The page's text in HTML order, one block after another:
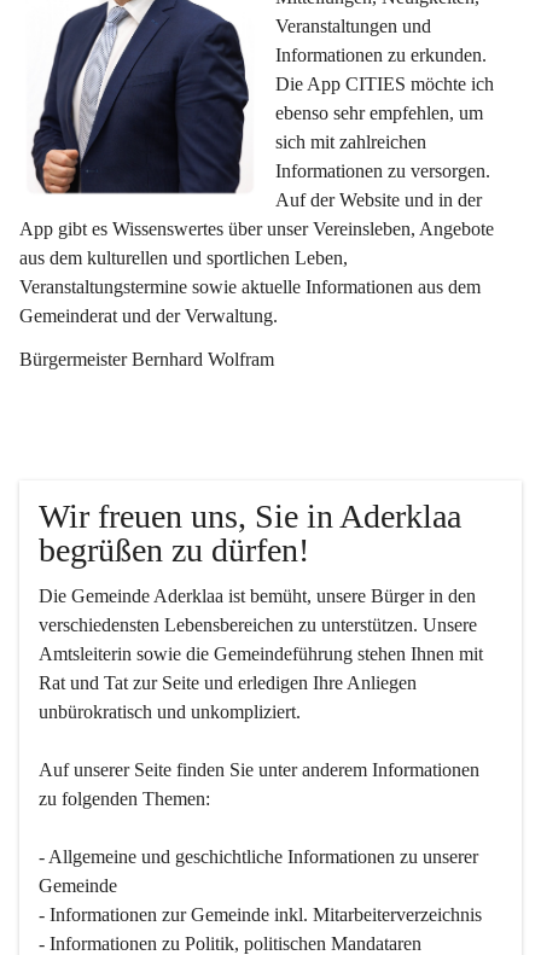
Veranstaltungen und
Informationen zu erkunden.
Die App CITIES möchte ich
ebenso sehr empfehlen, um
sich mit zahlreichen
Informationen zu versorgen.
Auf der Website und in der
App gibt es Wissenswertes über unser Vereinsleben, Angebote
aus dem kulturellen und sportlichen Leben,
Veranstaltungstermine sowie aktuelle Informationen aus dem
Gemeinderat und der Verwaltung.
Bürgermeister Bernhard Wolfram
Wir freuen uns, Sie in Aderklaa
begrüßen zu dürfen!
Die Gemeinde Aderklaa ist bemüht, unsere Bürger in den
verschiedensten Lebensbereichen zu unterstützen. Unsere
Amtsleiterin sowie die Gemeindeführung stehen Ihnen mit
Rat und Tat zur Seite und erledigen Ihre Anliegen
unbürokratisch und unkompliziert.
Auf unserer Seite finden Sie un­ter an­de­rem Informationen
zu folgenden Themen:
- Allgemeine und geschichtliche Informationen zu unserer
Gemeinde
- Informationen zur Gemeinde inkl. Mitarbeiterverzeichnis
- Informationen zu Politik, politischen Mandataren